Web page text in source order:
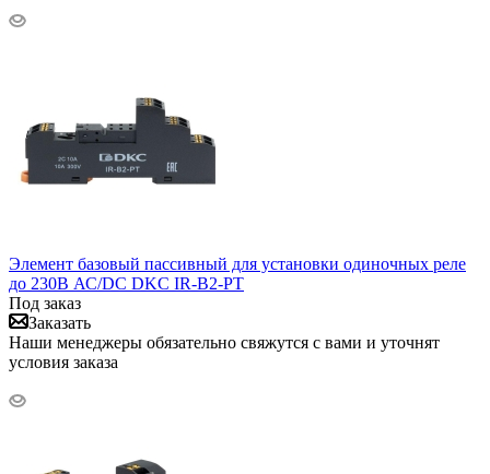
Элемент базовый пассивный для установки одиночных реле
до 230В АС/DC DKC IR-B2-PT
Под заказ
Заказать
Наши менеджеры обязательно свяжутся с вами и уточнят
условия заказа